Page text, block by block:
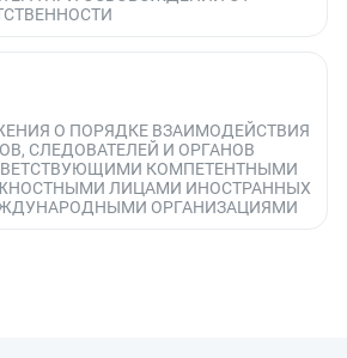
О ПОРЯДКЕ ВЗАИМОДЕЙСТВИЯ
СЛЕДОВАТЕЛЕЙ И ОРГАНОВ
КОМПЕТЕНТНЫМИ
ЛИЦАМИ ИНОСТРАННЫХ
ОРГАНИЗАЦИЯМИ